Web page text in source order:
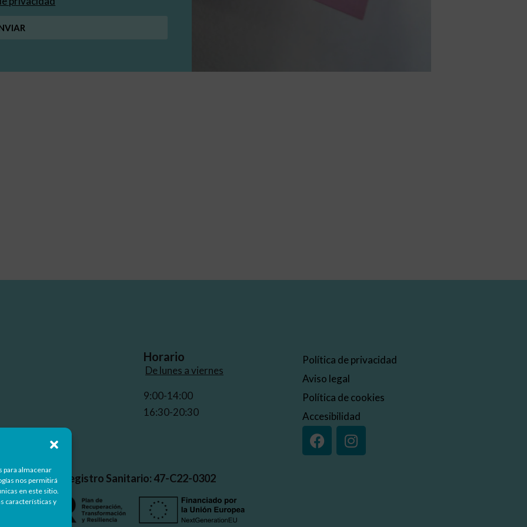
para almacenar
nos permitirá
en este sitio.
características y
Horario
De lunes a viernes
9:00-14:00
16:30-20:30
Política de privacidad
Aviso legal
Política de cookies
Accesibilidad
Nº Registro Sanitario: 47-C22-0302